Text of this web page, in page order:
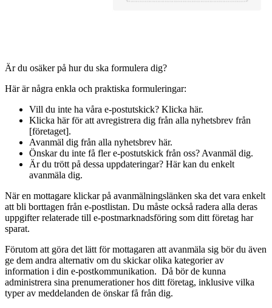
Är du osäker på hur du ska formulera dig?
Här är några enkla och praktiska formuleringar:
Vill du inte ha våra e-postutskick? Klicka här.
Klicka här för att avregistrera dig från alla nyhetsbrev från
[företaget].
Avanmäl dig från alla nyhetsbrev här.
Önskar du inte få fler e-postutskick från oss? Avanmäl dig.
Är du trött på dessa uppdateringar? Här kan du enkelt
avanmäla dig.
När en mottagare klickar på avanmälningslänken ska det vara enkelt
att bli borttagen från e-postlistan. Du måste också radera alla deras
uppgifter relaterade till e-postmarknadsföring som ditt företag har
sparat.
Förutom att göra det lätt för mottagaren att avanmäla sig bör du även
ge dem andra alternativ om du skickar olika kategorier av
information i din e-postkommunikation. Då bör de kunna
administrera sina prenumerationer hos ditt företag, inklusive vilka
typer av meddelanden de önskar få från dig.